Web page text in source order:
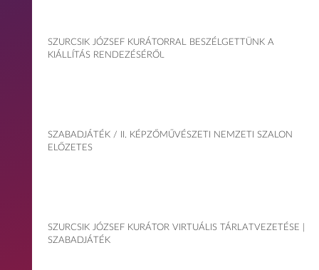
SZURCSIK JÓZSEF KURÁTORRAL BESZÉLGETTÜNK A
KIÁLLÍTÁS RENDEZÉSÉRŐL
SZABADJÁTÉK / II. KÉPZŐMŰVÉSZETI NEMZETI SZALON
ELŐZETES
SZURCSIK JÓZSEF KURÁTOR VIRTUÁLIS TÁRLATVEZETÉSE |
SZABADJÁTÉK